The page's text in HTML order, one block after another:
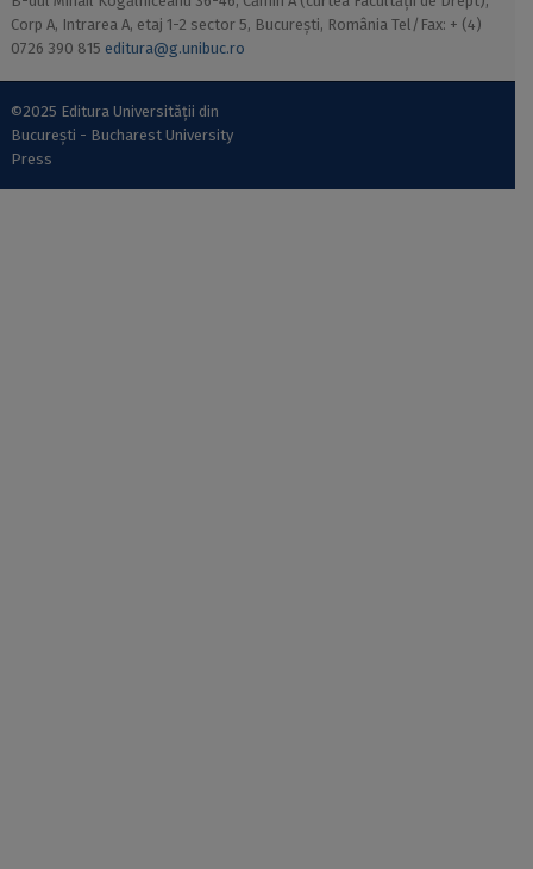
Corp A, Intrarea A, etaj 1-2 sector 5, București, România Tel/Fax: + (4)
0726 390 815 editura@g.unibuc.ro
©2025 Editura Universității din
București - Bucharest University
Press